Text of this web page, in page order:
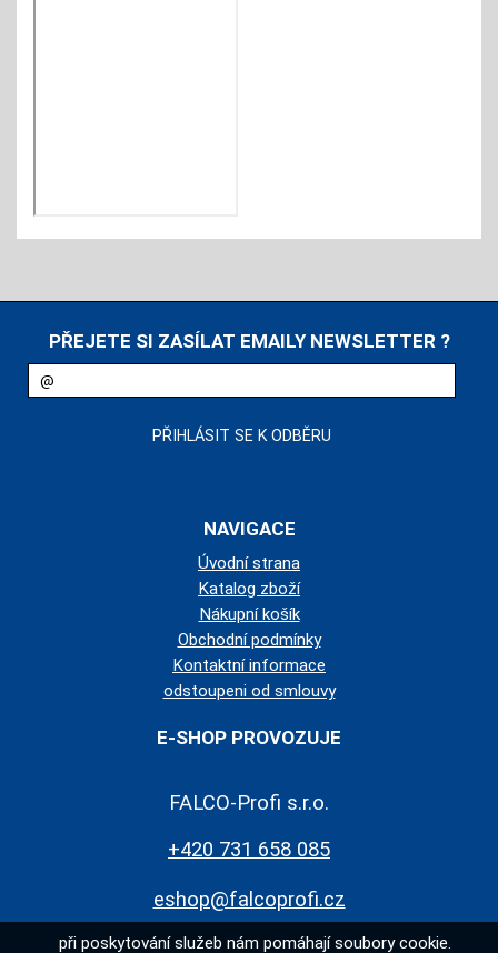
PŘEJETE SI ZASÍLAT EMAILY NEWSLETTER ?
NAVIGACE
Úvodní strana
Katalog zboží
Nákupní košík
Obchodní podmínky
Kontaktní informace
odstoupeni od smlouvy
E-SHOP PROVOZUJE
FALCO-Profi s.r.o.
+420 731 658 085
eshop@falcoprofi.cz
při poskytování služeb nám pomáhají soubory cookie.